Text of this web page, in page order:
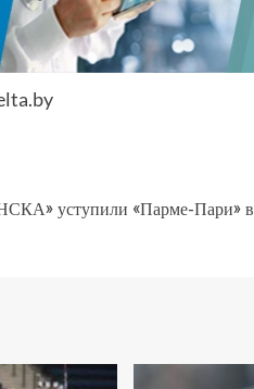
уступили «Парме-Пари» в